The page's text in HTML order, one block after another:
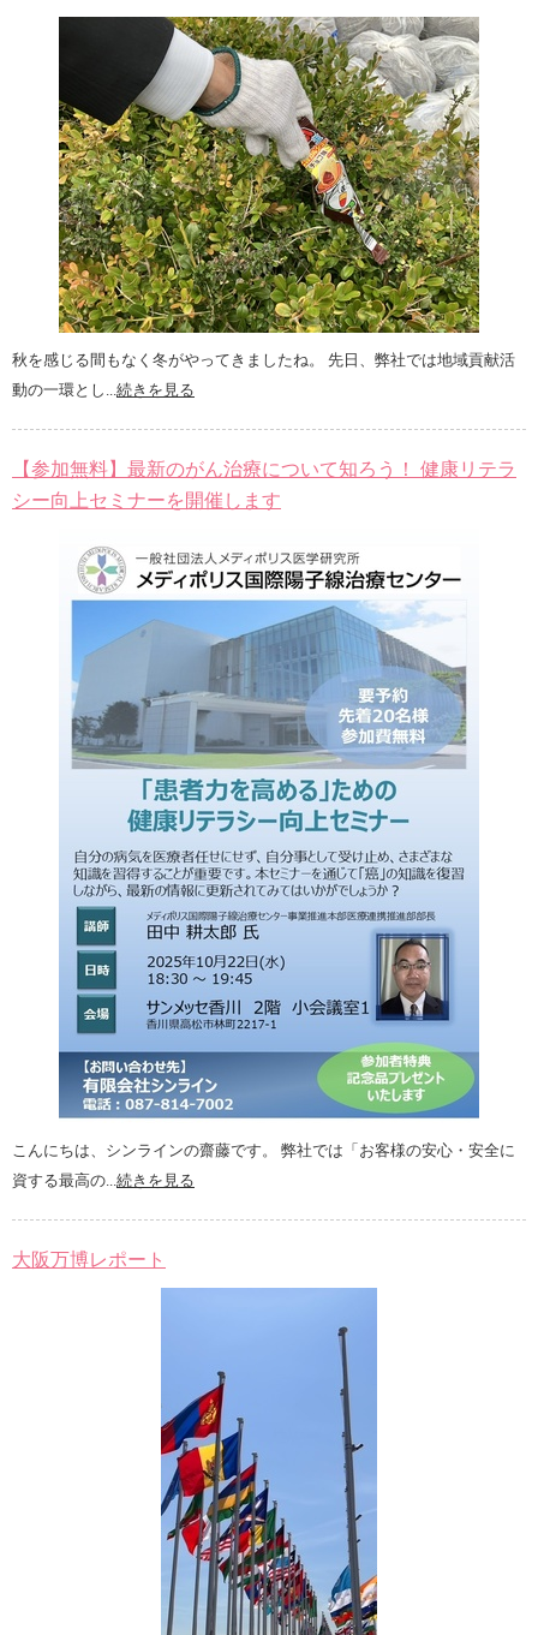
秋を感じる間もなく冬がやってきましたね。 先日、弊社では地域貢献活
動の一環とし... 続きを見る
【参加無料】最新のがん治療について知ろう！ 健康リテラ
シー向上セミナーを開催します
こんにちは、シンラインの齋藤です。 弊社では「お客様の安心・安全に
資する最高の... 続きを見る
大阪万博レポート